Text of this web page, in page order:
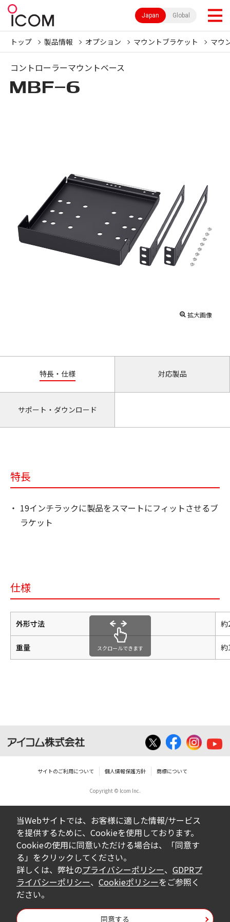
Japan Global
トップ 製品情報 オプション マウントブラケット マウ
コントローラーマウントベース
MBF-6
拡大画像
特長・仕様 対応製品
サポート・ダウンロード
特長
19インチラックに製品をスマートにフィットさせるブ
ラケット
仕様
外形寸法
重量 約
スクロールできます
サイトのご利用について 個人情報保護方針 商標について
Copyright © Icom Inc.
当Webサイトでは、お客様に適した情報/サービス
を提供するために、Cookieを使用しております。
Cookieの使用に同意いただける場合は、「同意す
る」をクリックしてください。
詳しくは、弊社のプライバシーポリシー、 GDPRプ
ライバシーポリシー、 Cookieポリシーをご参照く
ださい。
同意する